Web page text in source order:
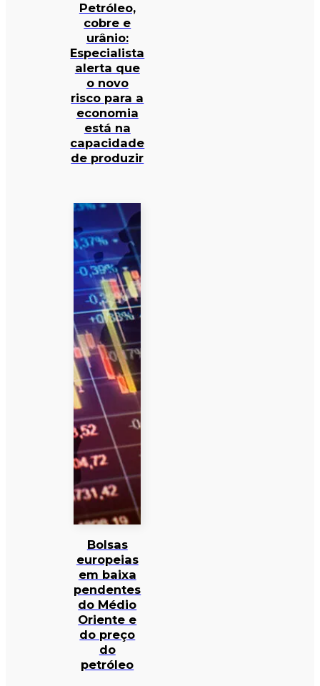
Petróleo,
cobre e
urânio:
Especialista
alerta que
o novo
risco para a
economia
está na
capacidade
de produzir
Bolsas
europeias
em baixa
pendentes
do Médio
Oriente e
do preço
do
petróleo